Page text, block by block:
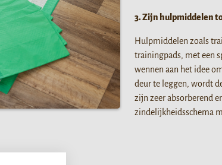
3. Zijn hulpmiddelen
Hulpmiddelen zoals
trainingpads, met een
wennen aan het idee
deur te leggen, wordt
zijn zeer absorberend
zindelijkheidsschema